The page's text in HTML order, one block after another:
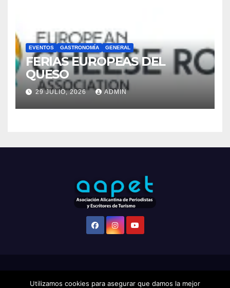
29 JULIO, 2026 ADMIN
Funciona gracias a WordPress|Tema: Newsup de
Utilizamos cookies para asegurar que damos la mejor